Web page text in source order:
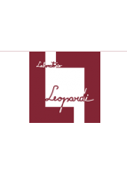
LINGUA: